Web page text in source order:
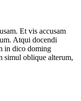
Et vis accusam
Atqui docendi
in dico doming
simul oblique alterum,